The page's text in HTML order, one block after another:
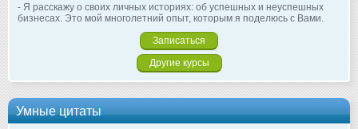
- Я расскажу о своих личных историях: об успешных и неуспешных
бизнесах. Это мой многолетний опыт, которым я поделюсь с Вами.
Записаться
Другие курсы
Умные цитаты